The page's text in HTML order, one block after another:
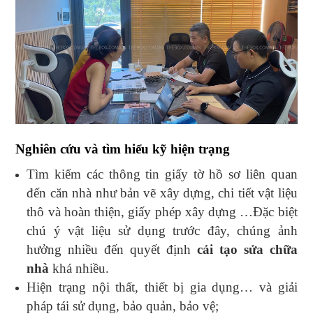
Nghiên cứu và tìm hiểu kỹ hiện trạng
Tìm kiếm các thông tin giấy tờ hồ sơ liên quan
đến căn nhà như bản vẽ xây dựng, chi tiết vật liệu
thô và hoàn thiện, giấy phép xây dựng …Đặc biệt
chú ý vật liệu sử dụng trước đây, chúng ảnh
hưởng nhiều đến quyết định cải tạo sửa chữa
nhàkhá nhiều.
Hiện trạng nội thất, thiết bị gia dụng… và giải
pháp tái sử dụng, bảo quản, bảo vệ;